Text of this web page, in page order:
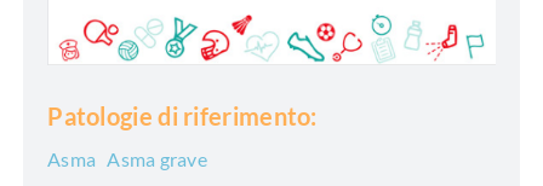
Patologie di riferimento:
Asma Asma grave